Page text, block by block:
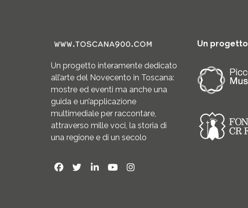
Un progetto interamente dedicato
all’arte del Novecento in Toscana:
mostre ed eventi ma anche una
guida e un’applicazione
multimediale per raccontare,
attraverso mille voci, la storia di
una regione e di un secolo
Un progetto